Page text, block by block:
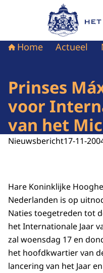
Naar de
Home Actueel
Prinses
voor
van het
Nieuwsbericht17-11-
Hare Koninklijke
Nederlanden is op
Naties toegetreden tot
het Internationale Jaar
zal woensdag 17 en
het hoofdkwartier van
lancering van het Jaar